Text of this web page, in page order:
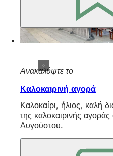
Ανακαλύψτε το
Καλοκαιρινή αγορά
Καλοκαίρι, ήλιος, καλή
της καλοκαιρινής
Αυγούστου.